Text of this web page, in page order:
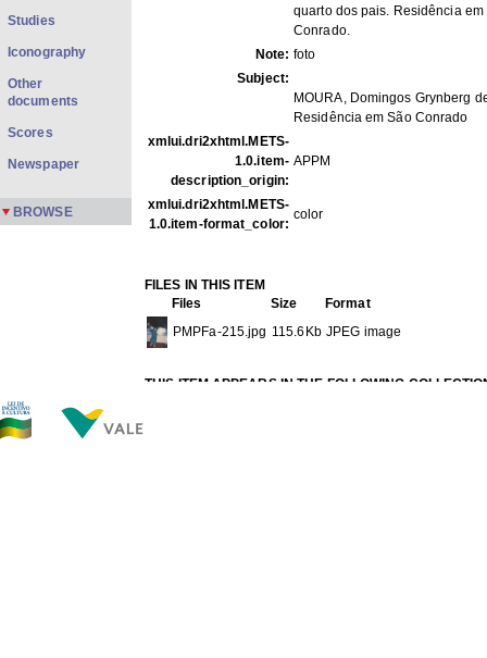
quarto dos pais. Residência em
Conrado.
Note: foto
Subject:
MOURA, Domingos Grynberg
Residência em São Conrado
xmlui.dri2xhtml.METS-
1.0.item-
description_origin:
APPM
xmlui.dri2xhtml.METS-
1.0.item-format_color:
color
FILES IN THIS ITEM
Files
Size
Format
PMPFa-215.jpg 115.6Kb JPEG image
THIS ITEM APPEARS IN THE FOLLOWING
Studies
Iconography
Other
documents
Scores
Newspaper
BROWSE